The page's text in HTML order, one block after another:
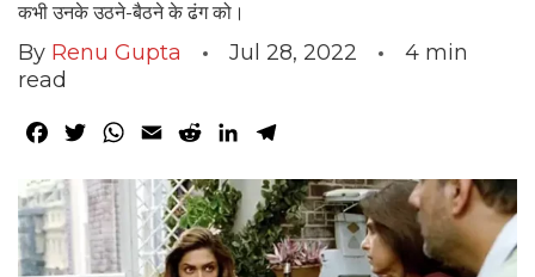
कभी उनके उठने-बैठने के ढंग को।
By Renu Gupta Jul 28, 2022 4 min
read
Facebook
TwitterWhatsApp
Email RedditLinkedIn